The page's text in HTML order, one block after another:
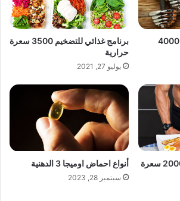
برنامج غذائي للتضخيم: 4000
برنامج غذائي للتضخيم 3500 سعرة
حرارية
يوليو 27, 2021
نظام غذائي للتنشيف: 2000 سعرة
أنواع احماض اوميجا 3 الدهنية
سبتمبر 28, 2023